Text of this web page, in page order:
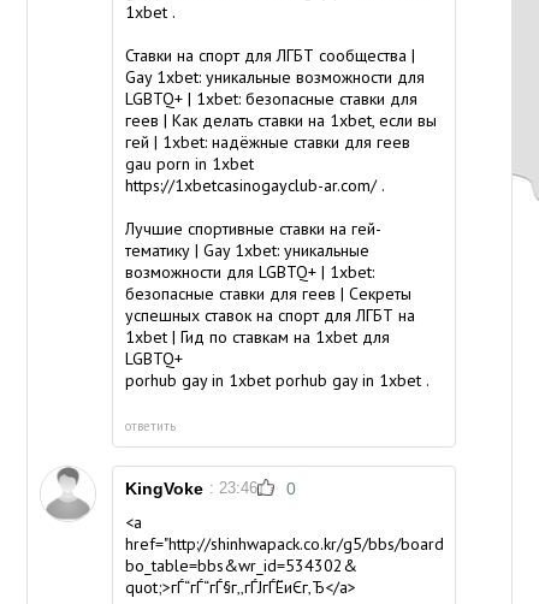
1xbet .
Ставки на спорт для ЛГБТ сообщества |
Gay 1xbet: уникальные возможности для
LGBTQ+ | 1xbet: безопасные ставки для
геев | Как делать ставки на 1xbet, если вы
гей | 1xbet: надёжные ставки для геев
gau porn in 1xbet
https://1xbetcasinogayclub-ar.com/.
Лучшие спортивные ставки на гей-
тематику | Gay 1xbet: уникальные
возможности для LGBTQ+ | 1xbet:
безопасные ставки для геев | Секреты
успешных ставок на спорт для ЛГБТ на
1xbet | Гид по ставкам на 1xbet для
LGBTQ+
porhub gay in 1xbetporhub gay in 1xbet .
ответить
KingVoke : 23:46 0
<a
href="http://shinhwapack.co.kr/g5/bbs/board.php?
bo_table=bbs&wr_id=534302&
quot;>гЃ“гЃ“гЃ§г‚‚гЃЈгЃЁиЄ­г‚Ђ</a>